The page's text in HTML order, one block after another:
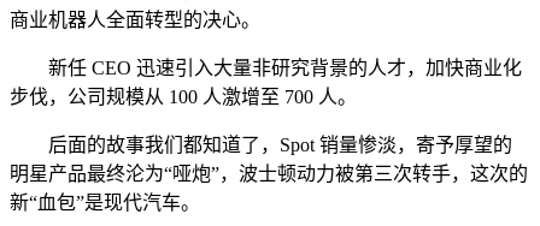
商业机器人全面转型的决心。
新任 CEO 迅速引入大量非研究背景的人才，加快商业化
步伐，公司规模从 100 人激增至 700 人。
后面的故事我们都知道了，Spot 销量惨淡，寄予厚望的
明星产品最终沦为“哑炮”，波士顿动力被第三次转手，这次的
新“血包”是现代汽车。